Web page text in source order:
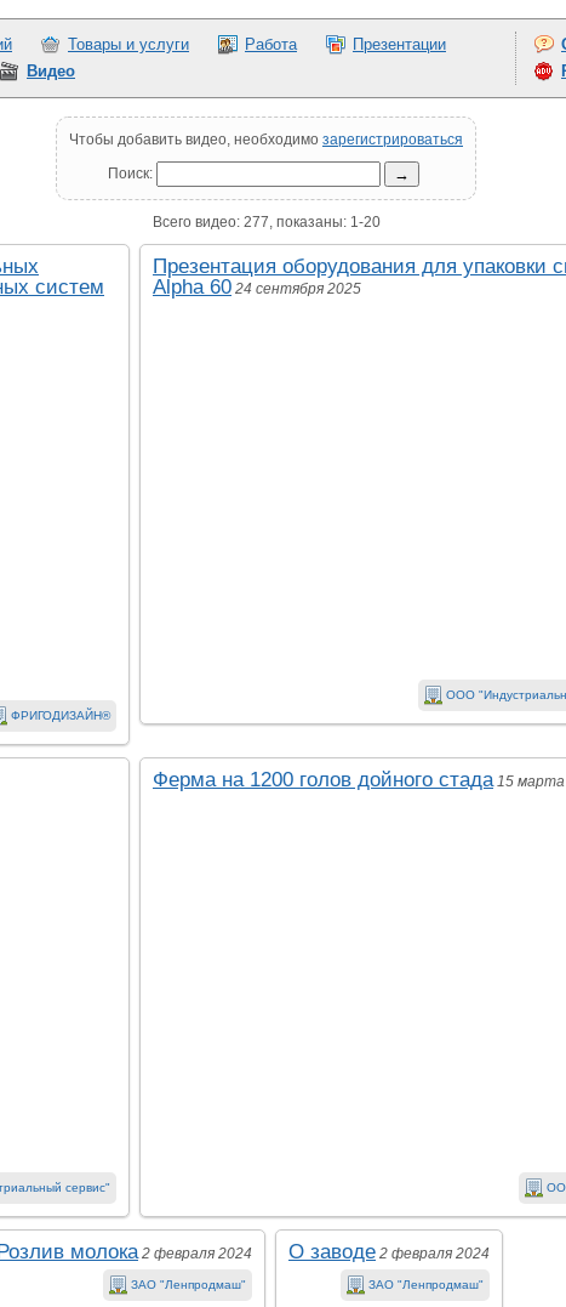
Товары и услуги Работа
Презентации
Видео
Чтобы добавить видео, необходимо зарегистрироваться
Поиск:
Всего видео: 277, показаны: 1-20
систем
ФРИГОДИЗАЙН®
Презентация оборудования для упаковки
Alpha 60 24 сентября 2025
ООО
сервис"
Ферма на 1200 голов дойного стада 15 марта
молока 2 февраля 2024
ЗАО "Ленпродмаш"
О заводе 2 февраля 2024
ЗАО "Ленпродмаш"